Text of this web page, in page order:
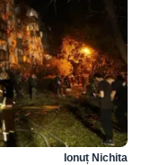
Ionuț Nichita